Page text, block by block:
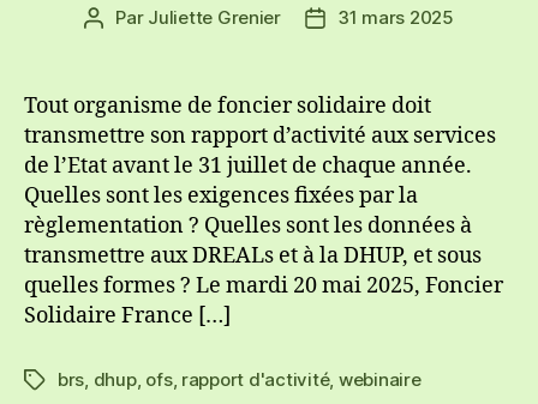
Auteur
Par Juliette Grenier
Date31 mars 2025
Tout organisme de foncier solidaire doit
transmettre son rapport d’activité aux services
de l’Etat avant le 31 juillet de chaque année.
Quelles sont les exigences fixées par la
règlementation ? Quelles sont les données à
transmettre aux DREALs et à la DHUP, et sous
quelles formes ? Le mardi 20 mai 2025, Foncier
Solidaire France […]
Étiquettes
brs, dhup, ofs, rapport d'activité, webinaire